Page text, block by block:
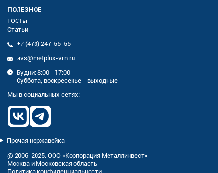
ПОЛЕЗНОЕ
ГОСТы
Статьи
+7 (473) 247-55-55
avs@metplus-vrn.ru
Будни: 8:00 - 17:00
Суббота, воскресенье - выходные
Мы в социальных сетях:
Прочая нержавейка
@ 2006-2025. ООО «Корпорация Металлинвест»
Москва и Московская область
Политика конфиденциальности